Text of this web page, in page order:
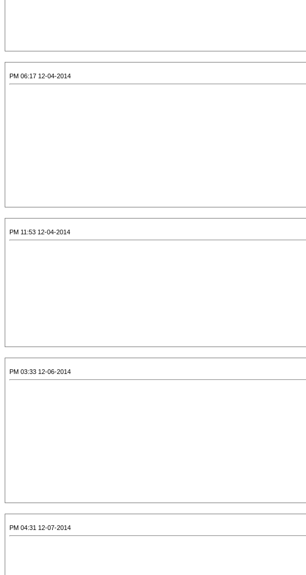
12-04-2014 06:17 PM
12-04-2014 11:53 PM
12-06-2014 03:33 PM
12-07-2014 04:31 PM